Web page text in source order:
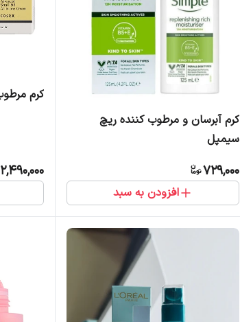
کرم آبرسان و مرطوب کننده ریچ
سیمپل
729,000
افزودن به سبد
کرم
2,490,000